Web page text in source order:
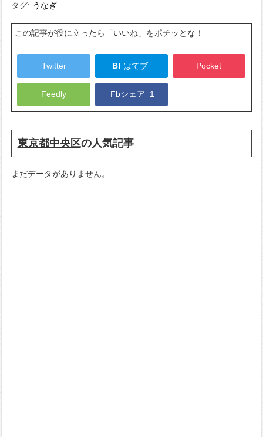
タグ: うなぎ
この記事が役に立ったら「いいね」をポチッとな！
Twitter B! はてブ Pocket
Feedly Fbシェア 1
東京都中央区の人気記事
まだデータがありません。